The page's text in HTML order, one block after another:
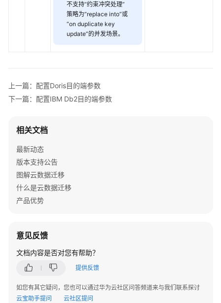
置
OBS
端
配
置
端
数
置
HBase/CloudTable
不支持“约束冲突处理”
策略为“replace into”或
“on duplicate key
update”的并发场景。
上一篇：配置Doris目的端参数
下一篇：配置IBM Db2目的端参数
相关文档
最新动态
版本支持公告
图解云数据迁移
什么是云数据迁移
产品优势
意见反馈
文档内容是否对您有帮助？
提供反馈
如您有其它疑问，您也可以通过华为云社区问答频道来与我们联系探讨
云宝助手提问
云社区提问